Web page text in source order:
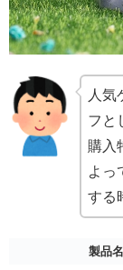
人気
フと
購入
よっ
する
製品名